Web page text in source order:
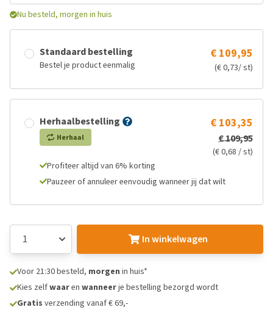
Nu besteld, morgen in huis
Standaard bestelling
Bestel je product eenmalig
€ 109,95
(€ 0,73/ st)
Herhaalbestelling
Herhaal
€ 103,35
€ 109,95
(€ 0,68 / st)
Profiteer altijd van 6% korting
Pauzeer of annuleer eenvoudig wanneer jij dat wilt
In winkelwagen
Voor 21:30 besteld, morgen in huis*
Kies zelfwaaren wanneerje bestelling bezorgd wordt
Gratis verzending vanaf € 69,-